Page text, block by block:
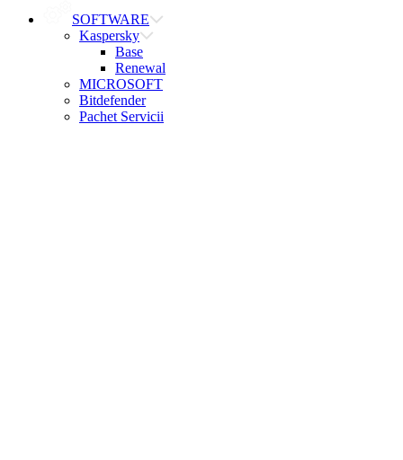
SOFTWARE
Kaspersky
Base
Renewal
MICROSOFT
Bitdefender
Pachet Servicii